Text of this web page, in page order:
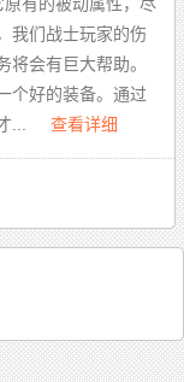
我们战士玩家的伤
会有巨大帮助。
个好的装备。通过
...
查看详细